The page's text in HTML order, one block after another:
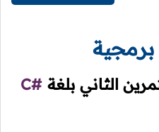
الثاني بلغة C#